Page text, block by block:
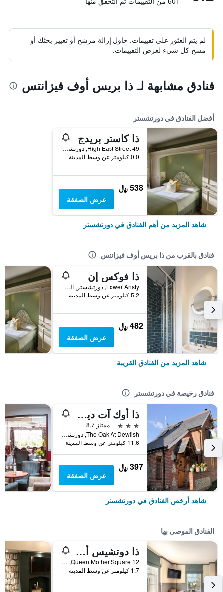
لم يتم العثور على تقييمات. حاول إزالة مرشح أو تغيير بحثك أو
مسح كل شيء لعرض التقييمات.
فنادق مشابهة لـ ذا بريس أوف فيزانتس
أفضل الفنادق في دورتشستر
ذا كاستر بريدج
49 High East Street, دورتشستر, المملكة المتحدة
0.0 كيلومتر عن وسط المدينة
538 ﷼
عرض الصفقة
شاهد المزيد من أهم الفنادق في دورتشستر
فنادق بالقرب من ذا بريس أوف فيزانتس
ذا فوكس إن
Lower Ansty, دورتشستر, المملكة المتحدة
5.2 كيلومتر عن وسط المدينة
482 ﷼
عرض الصفقة
شاهد المزيد من الفنادق القريبة
فنادق رخيصة في دورتشستر
ذا أوك آت ديوليش
3 نجوم
ممتاز 8.7
The Oak At Dewlish, دورتشستر, المملكة المتحدة
11.6 كيلومتر عن وسط المدينة
397 ﷼
عرض الصفقة
شاهد أرخص الفنادق في دورتشستر
الفنادق الموصى بها
ذا دوتشيس أوف كورنوول إن
12 Queen Mother Square, دورتشستر, المملكة المتحدة
1.7 كيلومتر عن وسط المدينة